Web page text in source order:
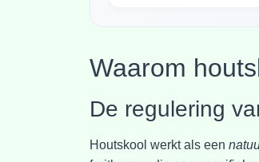
Waarom
De regulering
Houtskool werkt als een